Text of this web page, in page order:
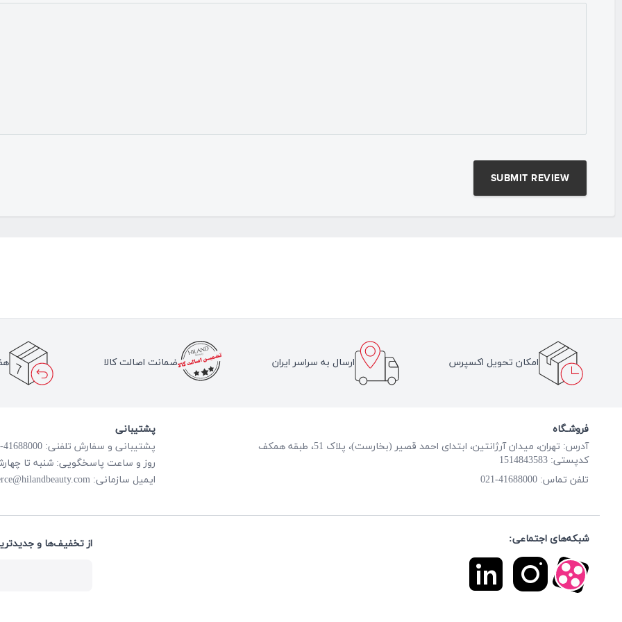
امکان تحویل اکسپرس ارسال به سراسر ایران ضمانت اصالت کالا
فروشـگاه
آدرس: تهران، میدان آرژانتین، ابتدای احمد قصیر (بخارست)، پلاک 51، طبقه همکف
کدپستی: 1514843583
تلفن تماس: 41688000-021
پشتیبانی
پشتیبانی و سفارش تلفنی: 41688000-021
روز و ساعت پاسخگویی: شنبه تا چهارشنبه از
ایمیل سازمانی:
شبکه‌های اجتماعی: از تخفیف‌ها و